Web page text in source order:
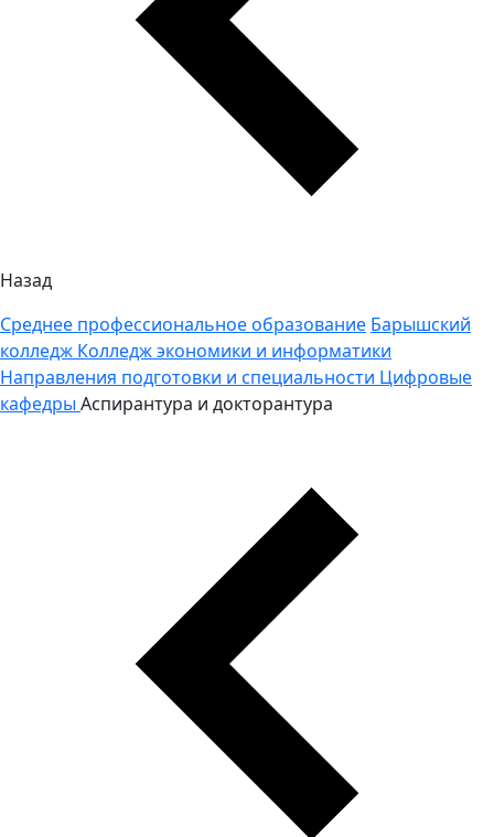
Назад
Среднее профессиональное образование Барышский
колледж Колледж экономики и информатики
Направления подготовки и специальности Цифровые
кафедры Аспирантура и докторантура